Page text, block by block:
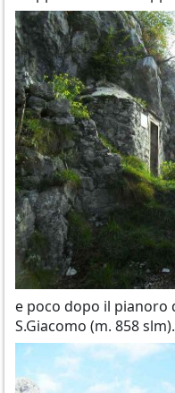
e poco dopo il pianoro
S.Giacomo (m. 858 slm).